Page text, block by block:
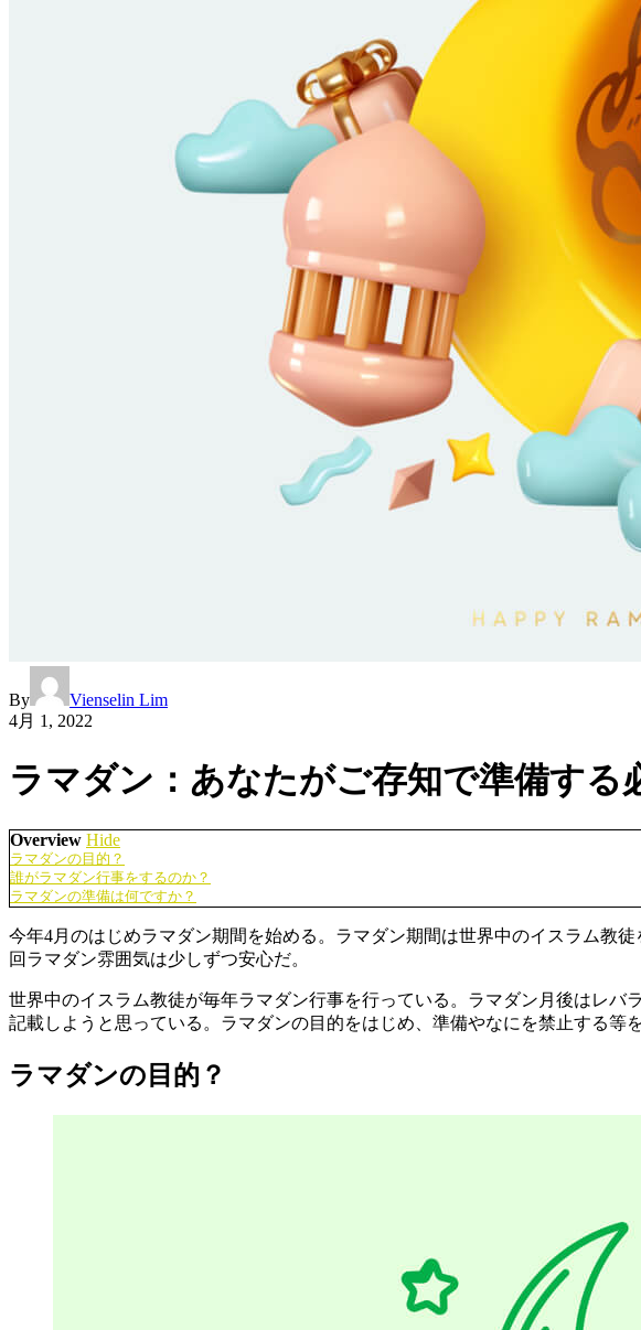
By
Vienselin Lim
4月 1, 2022
ラマダン：あなたがご存知で準備する
Overview Hide
ラマダンの目的？
誰がラマダン行事をするのか？
ラマダンの準備は何ですか？
今年4月のはじめラマダン期間を始める。ラマダン期間は世界中のイスラム教
回ラマダン雰囲気は少しずつ安心だ。
世界中のイスラム教徒が毎年ラマダン行事を行っている。ラマダン月後はレ
記載しようと思っている。ラマダンの目的をはじめ、準備やなにを禁止する等
ラマダンの目的？